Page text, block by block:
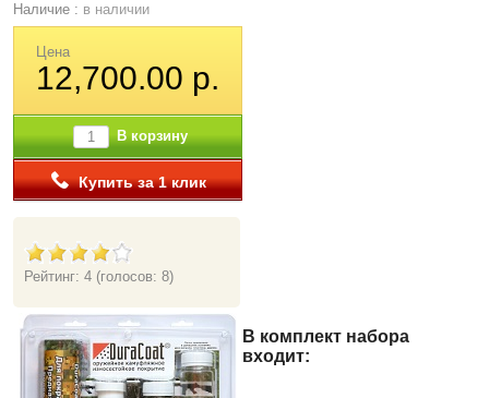
Наличие : в наличии
Цена
12,700.00 р.
В корзину
Купить за 1 клик
Рейтинг: 4 (голосов: 8)
В комплект набора
входит: